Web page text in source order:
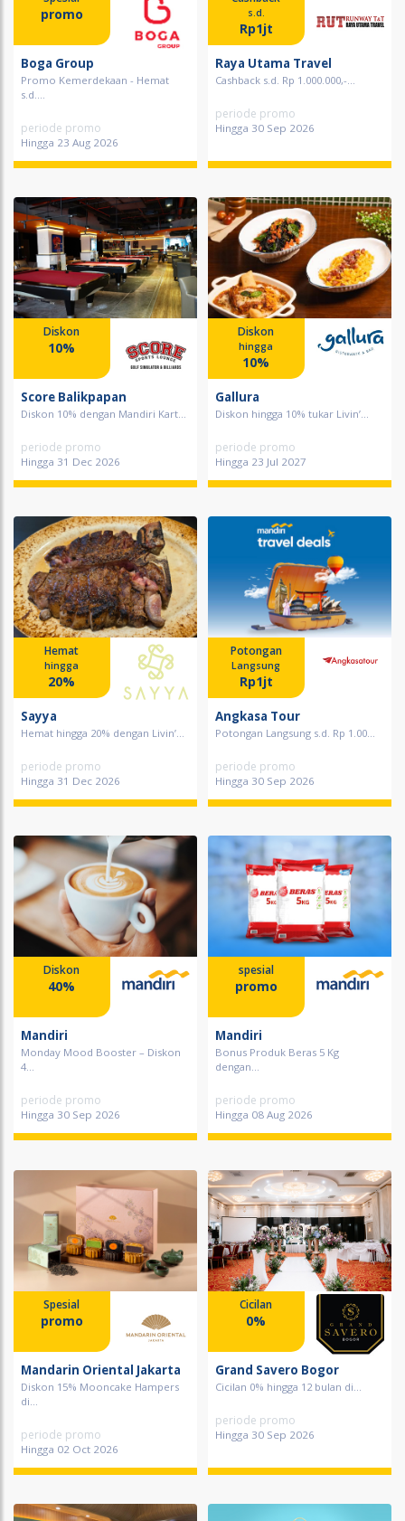
promo
Boga Group
Promo Kemerdekaan - Hemat
s.d....
periode promo
Hingga 23 Aug 2026
s.d.
Rp1jt
Raya Utama Travel
Cashback s.d. Rp 1.000.000,-...
periode promo
Hingga 30 Sep 2026
Diskon
10%
Score Balikpapan
Diskon 10% dengan Mandiri Kart...
periode promo
Hingga 31 Dec 2026
Diskon
hingga
10%
Gallura
Diskon hingga 10% tukar Livin’...
periode promo
Hingga 23 Jul 2027
Hemat
hingga
20%
Sayya
Hemat hingga 20% dengan Livin’...
periode promo
Hingga 31 Dec 2026
Potongan
Langsung
Rp1jt
Angkasa Tour
Potongan Langsung s.d. Rp 1.00...
periode promo
Hingga 30 Sep 2026
Diskon
40%
Mandiri
Monday Mood Booster – Diskon
4...
periode promo
Hingga 30 Sep 2026
spesial
promo
Mandiri
Bonus Produk Beras 5 Kg
dengan...
periode promo
Hingga 08 Aug 2026
Spesial
promo
Mandarin Oriental Jakarta
Diskon 15% Mooncake Hampers
di...
periode promo
Hingga 02 Oct 2026
Cicilan
0%
Grand Savero Bogor
Cicilan 0% hingga 12 bulan di...
periode promo
Hingga 30 Sep 2026